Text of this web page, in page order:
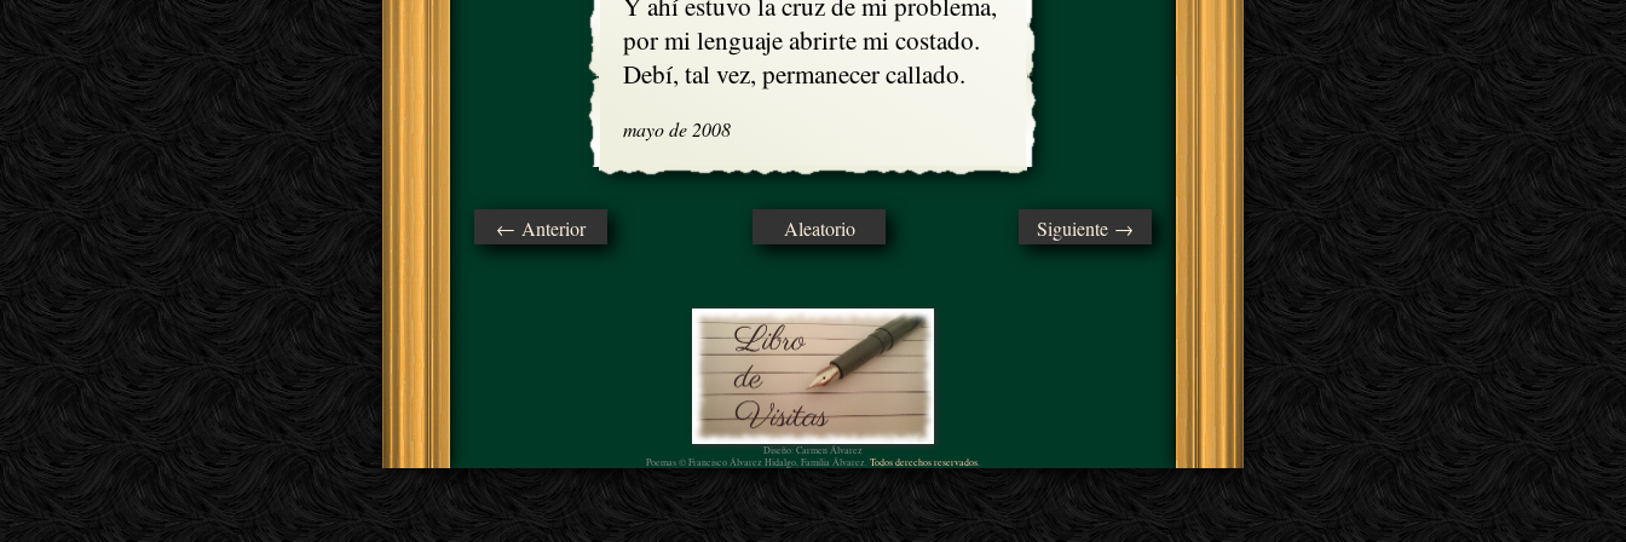
por mi lenguaje abrirte mi costado.
Debí, tal vez, permanecer callado.
mayo de 2008
← Anterior Aleatorio Siguiente →
Diseño: Carmen Álvarez
Poemas © Francisco Álvarez Hidalgo, Familia Álvarez. Todos derechos reservados.